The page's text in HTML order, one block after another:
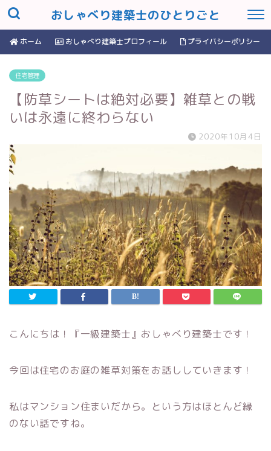
おしゃべり建築士のひとりごと
ホーム おしゃべり建築士プロフィール プライバシーポリシー
住宅管理
【防草シートは絶対必要】雑草との戦
いは永遠に終わらない
2020年10月4日
こんにちは！『一級建築士』おしゃべり建築士です！
今回は住宅のお庭の雑草対策をお話ししていきます！
私はマンション住まいだから。という方はほとんど縁
のない話ですね。